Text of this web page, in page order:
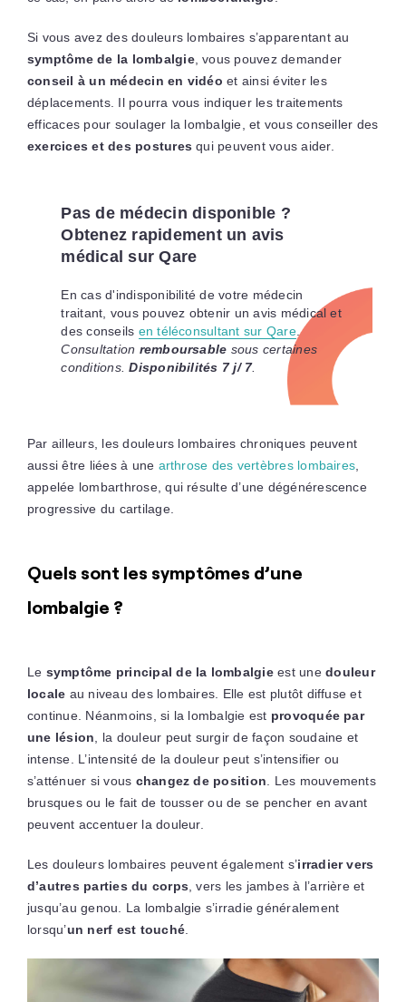
Si vous avez des douleurs lombaires s’apparentant au
symptôme de la lombalgie, vous pouvez demander
conseil à un médecin en vidéo et ainsi éviter les
déplacements. Il pourra vous indiquer les traitements
efficaces pour soulager la lombalgie, et vous conseiller des
exercices et des postures qui peuvent vous aider.
Pas de médecin disponible ?
Obtenez rapidement un avis
médical sur Qare
En cas d'indisponibilité de votre médecin
traitant, vous pouvez obtenir un avis médical et
des conseils en téléconsultant sur Qare.
Consultation remboursable sous certaines
conditions.Disponibilités 7 j/ 7.
Par ailleurs, les douleurs lombaires chroniques peuvent
aussi être liées à une arthrose des vertèbres lombaires
appelée lombarthrose, qui résulte d’une dégénérescence
progressive du cartilage.
Quels sont les symptômes d’une
lombalgie ?
Le symptôme principal de la lombalgieest unedouleur
locale au niveau des lombaires. Elle est plutôt diffuse et
continue. Néanmoins, si la lombalgie est provoquée par
une lésion , la douleur peut surgir de façon soudaine et
intense. L’intensité de la douleur peut s’intensifier ou
s’atténuer si vous changez de position . Les mouvements
brusques ou le fait de tousser ou de se pencher en avant
peuvent accentuer la douleur.
Les douleurs lombaires peuvent également s’irradier vers
d’autres parties du corps , vers les jambes à l’arrière et
jusqu’au genou. La lombalgie s’irradie généralement
lorsqu’un nerf est touché